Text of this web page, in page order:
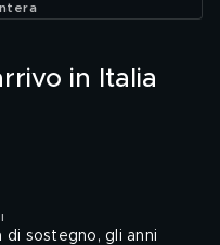
in Italia
di sostegno, gli anni